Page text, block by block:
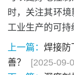
时，关注其环
工业生产的可持
上一篇： 焊接防
善？
[2025-09-